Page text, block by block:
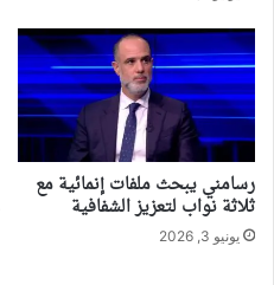
رسامني يبحث ملفات إنمائية مع
ثلاثة نواب لتعزيز الشفافية
يونيو 3, 2026